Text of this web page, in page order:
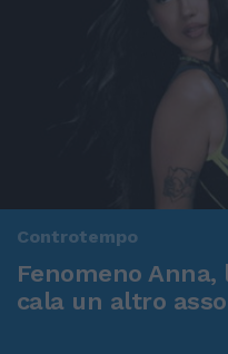
Controtempo
Fenomeno
cala un altro asso